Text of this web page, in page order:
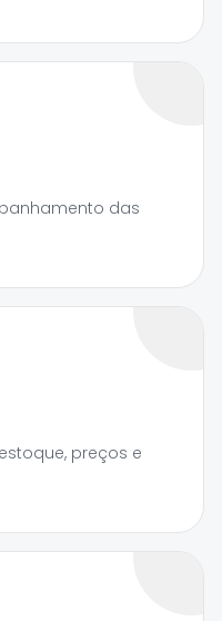
das
preços e